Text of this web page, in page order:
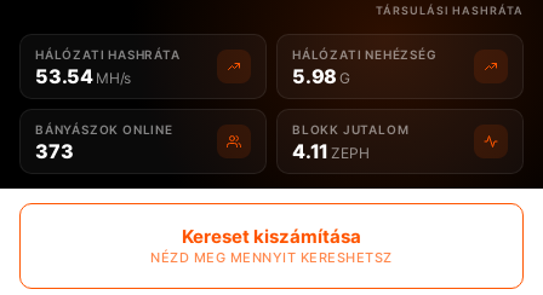
TÁRSULÁSI HASHRÁTA
HÁLÓZATI HASHRÁTA
53.54 MH/s
HÁLÓZATI NEHÉZSÉG
5.98 G
BÁNYÁSZOK ONLINE
373
BLOKK JUTALOM
4.11 ZEPH
Kereset kiszámítása
NÉZD MEG MENNYIT KERESHETSZ